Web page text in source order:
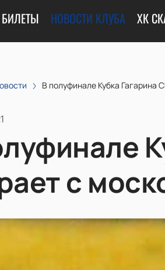
НОВОСТИ КЛУБА ХК
В полуфинале Кубка Гагарина
с